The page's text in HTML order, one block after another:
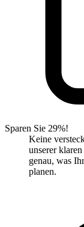
Sparen Sie 29%!
Keine
unserer
genau, was
planen.